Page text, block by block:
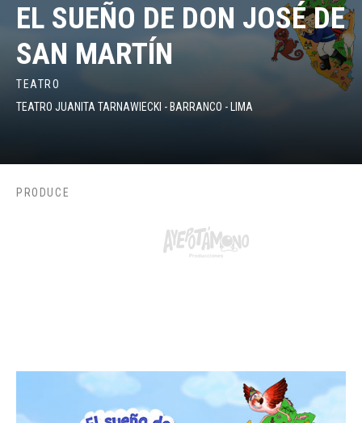
EL SUEÑO DE DON JOSÉ DE
SAN MARTÍN
TEATRO
TEATRO JUANITA TARNAWIECKI - BARRANCO - LIMA
PRODUCE